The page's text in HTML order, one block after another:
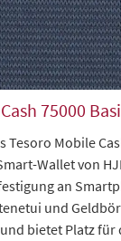
75000
Tesoro Mobile
Wallet von
an
und
bietet Platz für